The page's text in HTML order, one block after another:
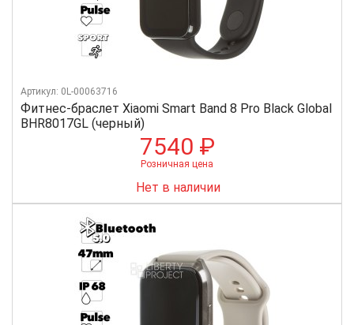
Фитнес-браслет Xiaomi Smart Band 8 Pro Black Global
BHR8017GL (черный)
Артикул: 0L-00063716
7540 ₽
Розничная цена
Нет в наличии